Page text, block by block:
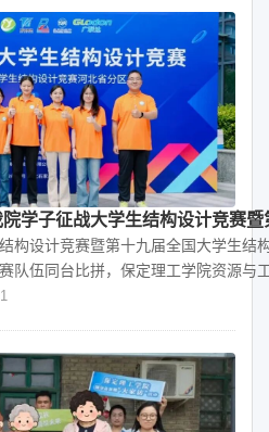
学子征战大学生结构设计竞赛
构设计竞赛暨第十九届全国大学生结
队伍同台比拼，保定理工学院资源与